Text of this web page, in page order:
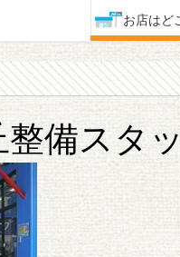
お店はど
備スタ